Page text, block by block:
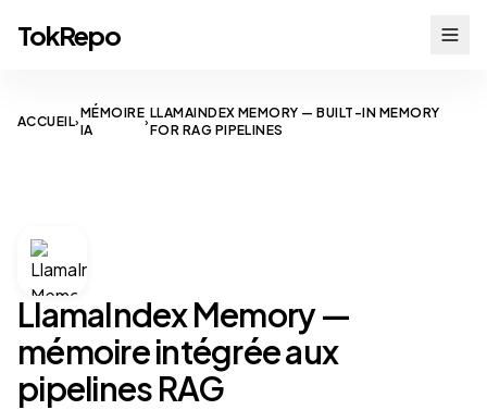
TokRepo
ACCUEIL›
MÉMOIRE
IA
›
LLAMAINDEX MEMORY — BUILT-IN MEMORY
FOR RAG PIPELINES
LlamaIndex Memory —
mémoire intégrée aux
pipelines RAG